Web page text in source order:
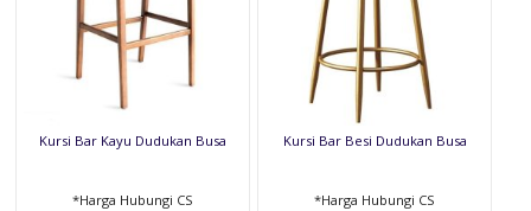
Kursi Bar Kayu Dudukan Busa
*Harga Hubungi CS
Kursi Bar Besi Dudukan Busa
*Harga Hubungi CS